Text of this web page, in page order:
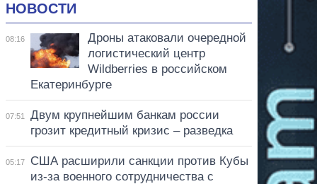
НОВОСТИ
08:16
Дроны атаковали очередной
логистический центр
Wildberries в российском
Екатеринбурге
07:51
Двум крупнейшим банкам россии
грозит кредитный кризис – разведка
05:17
США расширили санкции против Кубы
из-за военного сотрудничества с